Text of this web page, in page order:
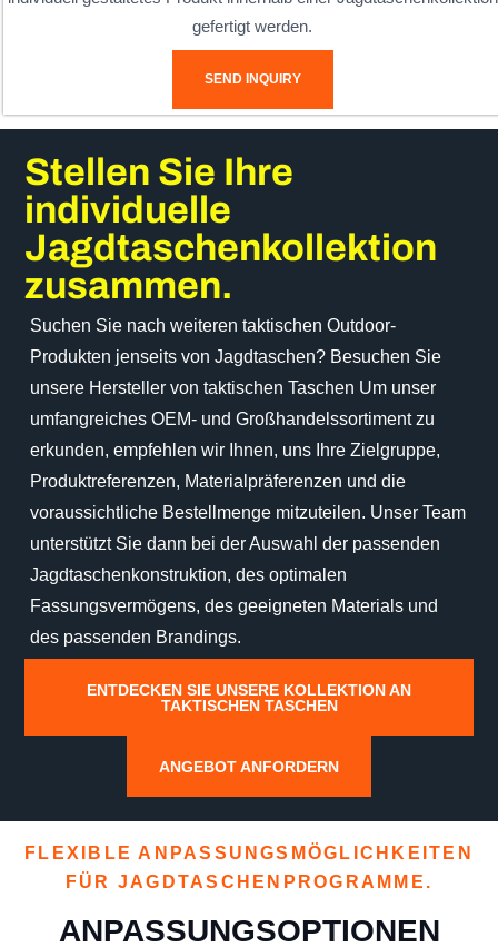
gefertigt werden.
SEND INQUIRY
Stellen Sie Ihre
individuelle
Jagdtaschenkollektion
zusammen.
Suchen Sie nach weiteren taktischen Outdoor-
Produkten jenseits von Jagdtaschen? Besuchen Sie
unsere Hersteller von taktischen Taschen Um unser
umfangreiches OEM- und Großhandelssortiment zu
erkunden, empfehlen wir Ihnen, uns Ihre Zielgruppe,
Produktreferenzen, Materialpräferenzen und die
voraussichtliche Bestellmenge mitzuteilen. Unser Team
unterstützt Sie dann bei der Auswahl der passenden
Jagdtaschenkonstruktion, des optimalen
Fassungsvermögens, des geeigneten Materials und
des passenden Brandings.
ENTDECKEN SIE UNSERE KOLLEKTION AN
TAKTISCHEN TASCHEN
ANGEBOT ANFORDERN
FLEXIBLE ANPASSUNGSMÖGLICHKEITEN
FÜR JAGDTASCHENPROGRAMME.
ANPASSUNGSOPTIONEN